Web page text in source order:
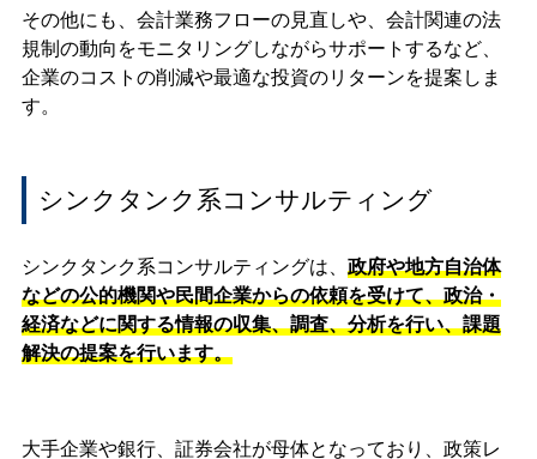
その他にも、会計業務フローの見直しや、会計関連の法
規制の動向をモニタリングしながらサポートするなど、
企業のコストの削減や最適な投資のリターンを提案しま
す。
シンクタンク系コンサルティング
シンクタンク系コンサルティングは、 政府や地方自治体
などの公的機関や民間企業からの依頼を受けて、政治・
経済などに関する情報の収集、調査、分析を行い、課題
解決の提案を行います。
大手企業や銀行、証券会社が母体となっており、政策レ